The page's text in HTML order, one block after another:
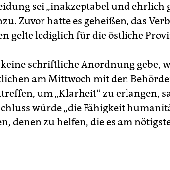
sei „inakzeptabel und ehrlich
Zuvor hatte es geheißen, das
gelte lediglich für die östliche
keine schriftliche Anordnung gebe,
am Mittwoch mit den
um „Klarheit“ zu erlangen,
würde „die Fähigkeit
denen zu helfen, die es am